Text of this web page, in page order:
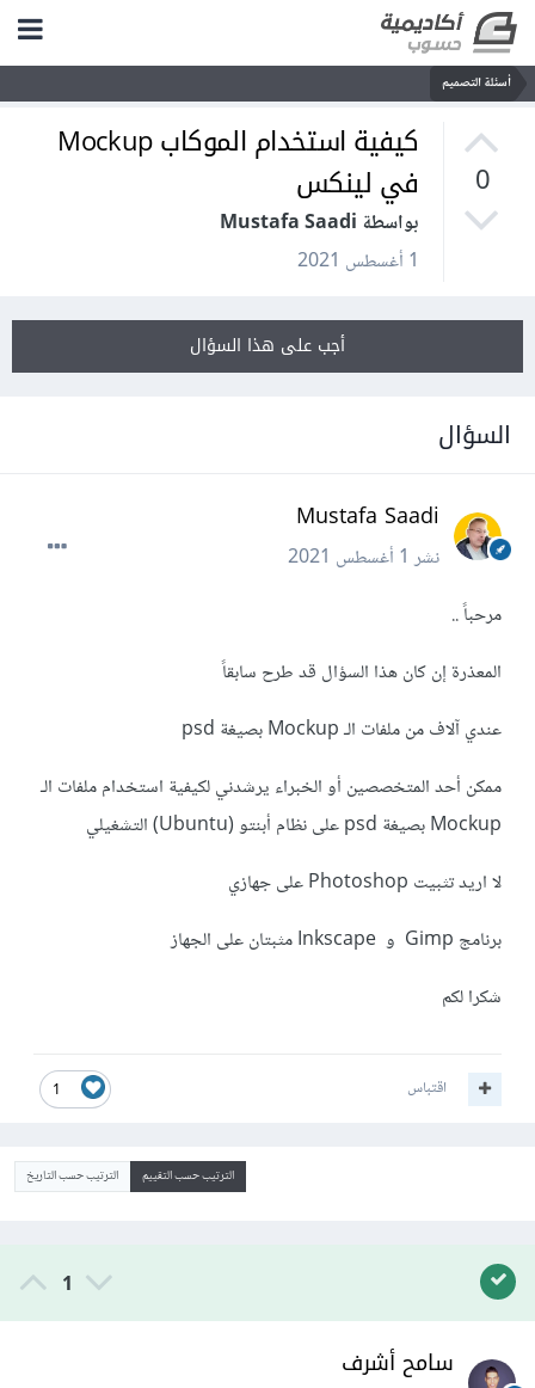
أسئلة التصميم
0
كيفية استخدام الموكاب Mockup
في لينكس
بواسطة Mustafa Saadi
1 أغسطس 2021
أجب على هذا السؤال
السؤال
Mustafa Saadi
نشر1 أغسطس 2021
مرحباً ..
المعذرة إن كان هذا السؤال قد طرح سابقاً
عندي آلاف من ملفات الـ Mockup بصيغة psd
ممكن أحد المتخصصين أو الخبراء يرشدني لكيفية استخدام ملفات الـ
Mockup بصيغة psd على نظام أبنتو (Ubuntu) التشغيلي
لا اريد تثبيت Photoshop على جهازي
برنامج Gimp و Inkscape مثبتان على الجهاز
شكرا لكم
1 اقتباس
الترتيب حسب التقييم الترتيب حسب التاريخ
1
سامح أشرف